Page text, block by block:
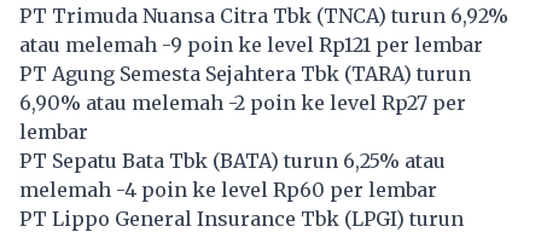
PT Trimuda Nuansa Citra Tbk (TNCA) turun 6,92%
atau melemah -9 poin ke level Rp121 per lembar
PT Agung Semesta Sejahtera Tbk (TARA) turun
6,90% atau melemah -2 poin ke level Rp27 per
lembar
PT Sepatu Bata Tbk (BATA) turun 6,25% atau
melemah -4 poin ke level Rp60 per lembar
PT Lippo General Insurance Tbk (LPGI) turun